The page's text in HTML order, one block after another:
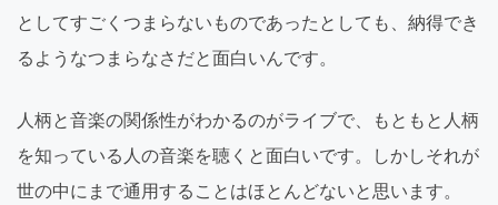
としてすごくつまらないものであったとしても、納得でき
るようなつまらなさだと面白いんです。
人柄と音楽の関係性がわかるのがライブで、もともと人柄
を知っている人の音楽を聴くと面白いです。しかしそれが
世の中にまで通用することはほとんどないと思います。